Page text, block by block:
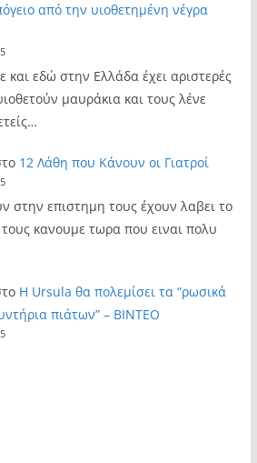
από την υιοθετημένη νέγρα
και εδώ στην Ελλάδα έχει αριστερές
μαυράκια και τους λένε
12 Λάθη που Κάνουν οι Γιατροί
στην επιστημη τους έχουν λαβει το
κανουμε τωρα που ειναι πολυ
Η Ursula θα πολεμίσει τα “ρωσικά
πιάτων” – ΒΙΝΤΕΟ